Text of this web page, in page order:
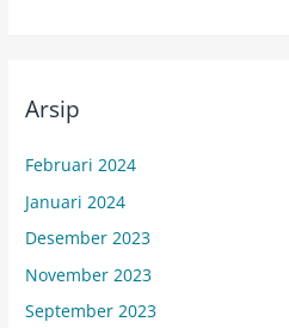
Arsip
Februari 2024
Januari 2024
Desember 2023
November 2023
September 2023